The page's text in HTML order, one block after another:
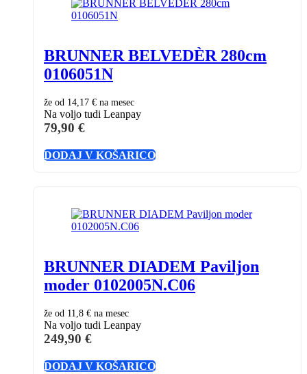
BRUNNER BELVEDÈR 280cm
0106051N
že od 14,17 € na mesec
Na voljo tudi Leanpay
79,90 €
DODAJ V KOŠARICO
BRUNNER DIADEM Paviljon
moder 0102005N.C06
že od 11,8 € na mesec
Na voljo tudi Leanpay
249,90 €
DODAJ V KOŠARICO